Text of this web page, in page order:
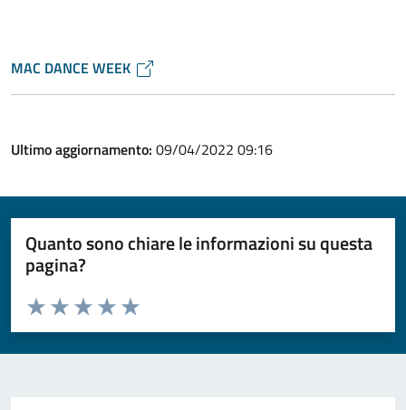
MAC DANCE WEEK
Ultimo aggiornamento: 09/04/2022 09:16
Quanto sono chiare le informazioni su questa
pagina?
Valuta da 1 a 5 stelle la pagina
Valuta 5 stelle su 5
Valuta 4 stelle su 5
Valuta 3 stelle su 5
Valuta 2 stelle su 5
Valuta 1 stelle su 5